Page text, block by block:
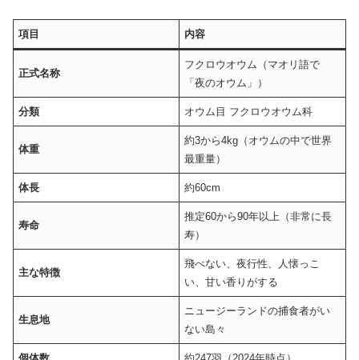
項目 内容
正式名称
フクロウオウム（マオリ語で
「夜のオウム」）
分類 オウム目 フクロウオウム科
体重
約3から4kg（オウムの中で世界
最重量）
体長 約60cm
寿命
推定60から90年以上（非常に長
寿）
主な特徴
飛べない、夜行性、人懐っこ
い、甘い香りがする
生息地
ニュージーランドの捕食者がい
ない島々